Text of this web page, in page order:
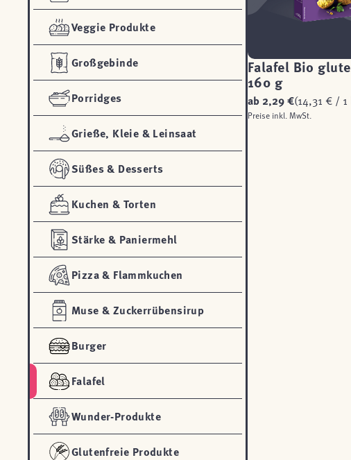
Falafel Bio
160 g
ab 2,29 €(14,31 € / 1
Preise inkl. MwSt.
Veggie Produkte
Großgebinde
Porridges
Grieße, Kleie & Leinsaat
Süßes & Desserts
Kuchen & Torten
Stärke & Paniermehl
Pizza & Flammkuchen
Muse & Zuckerrübensirup
Burger
Falafel
Wunder-Produkte
Glutenfreie Produkte